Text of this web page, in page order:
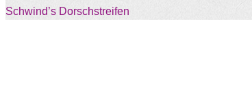
Schwind’s Dorschstreifen